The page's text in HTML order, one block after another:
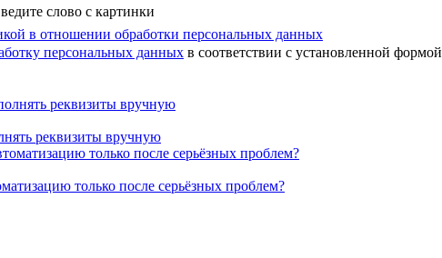
слово с картинки
в отношении обработки персональных данных
персональных данных в соответствии с установленной формой
реквизиты вручную
только после серьёзных проблем?